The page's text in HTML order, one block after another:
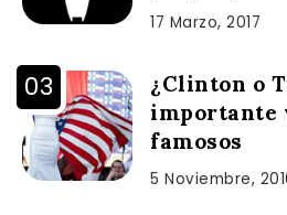
17 Marzo, 2017
¿Clinton o
importante
famosos
5 Noviembre,